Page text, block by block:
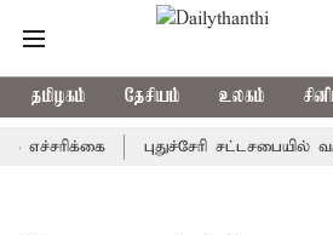
தமிழகம் தேசியம் உலகம்
புதுச்சேரி